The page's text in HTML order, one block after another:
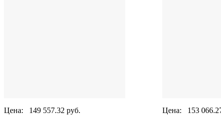
Цена: 149 557.32 руб. Цена: 153